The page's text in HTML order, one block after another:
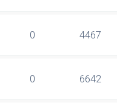
0 4467
0 6642